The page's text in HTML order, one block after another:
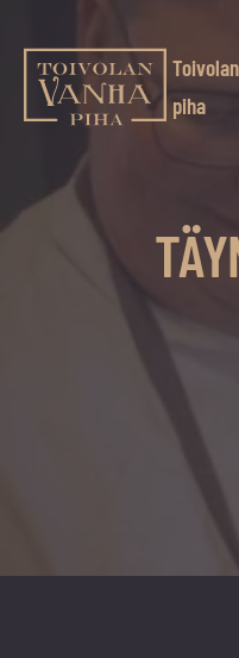
sisältöön
Toivolan vanha piha
kauneimmassa
pihapiirissä
piha